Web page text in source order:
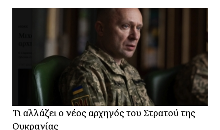
Τι αλλάζει ο νέος αρχηγός του Στρατού της
Ουκρανίας